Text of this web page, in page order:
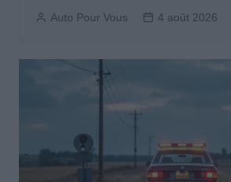
Auto Pour Vous 4 août 2026